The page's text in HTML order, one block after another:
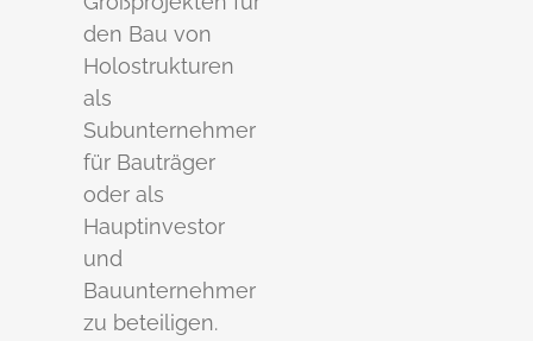
den Bau von
Holostrukturen
als
Subunternehmer
für Bauträger
oder als
Hauptinvestor
und
Bauunternehmer
zu beteiligen.